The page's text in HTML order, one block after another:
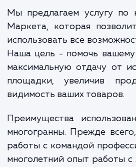
высокий уровень
видимость их товаров
сложности в работе с
Маркета.
Мы предлагаем услугу
использовать все
Наша цель - помочь
максимальную отдачу
площадки, увеличив